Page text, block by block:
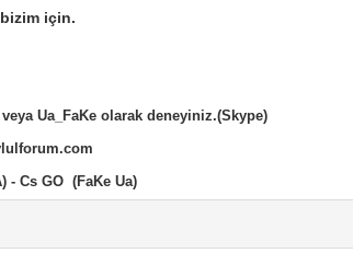
bizim için.
Ua_FaKe olarak deneyiniz.(Skype)
- Cs GO (FaKe Ua)